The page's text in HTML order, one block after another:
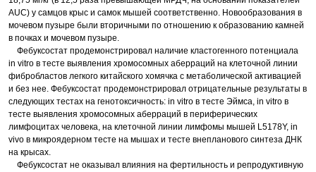
AUC) у самцов крыс и самок мышей соответственно. Новообразования в
мочевом пузыре были вторичными по отношению к образованию камней
в почках и мочевом пузыре.
Фебуксостат продемонстрировал наличие кластогенного потенциала
in vitro в тесте выявления хромосомных аберраций на клеточной линии
фибробластов легкого китайского хомячка с метаболической активацией
и без нее. Фебуксостат продемонстрировал отрицательные результаты в
следующих тестах на генотоксичность: in vitro в тесте Эймса, in vitro в
тесте выявления хромосомных аберраций в периферических
лимфоцитах человека, на клеточной линии лимфомы мышей L5178Y, in
vivo в микроядерном тесте на мышах и тесте внепланового синтеза ДНК
на крысах.
Фебуксостат не оказывал влияния на фертильность и репродуктивную